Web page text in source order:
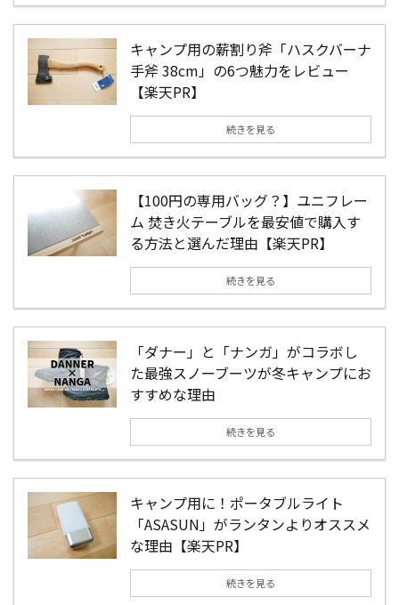
キャンプ用の薪割り斧「ハスクバーナ
手斧 38cm」の6つ魅力をレビュー
【楽天PR】
続きを見る
【100円の専用バッグ？】ユニフレー
ム 焚き火テーブルを最安値で購入す
る方法と選んだ理由【楽天PR】
続きを見る
「ダナー」と「ナンガ」がコラボし
た最強スノーブーツが冬キャンプにお
すすめな理由
続きを見る
キャンプ用に！ポータブルライト
「ASASUN」がランタンよりオススメ
な理由【楽天PR】
続きを見る